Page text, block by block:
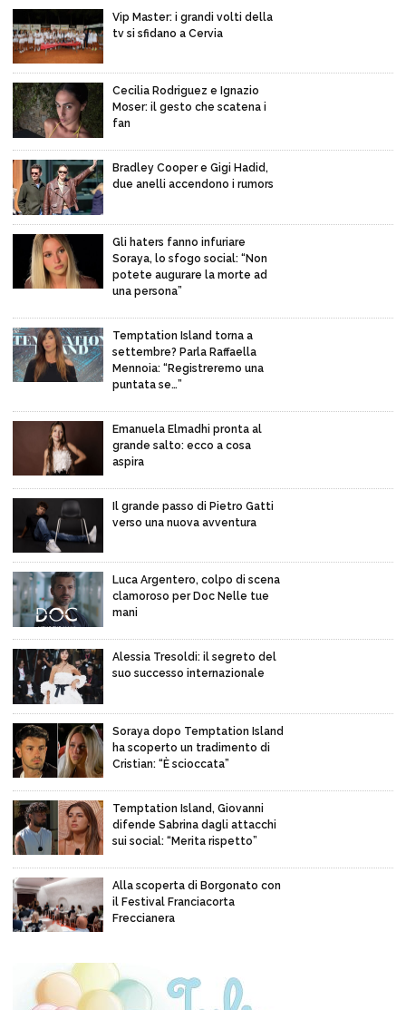
Vip Master: i grandi volti della
tv si sfidano a Cervia
Cecilia Rodriguez e Ignazio
Moser: il gesto che scatena i
fan
Bradley Cooper e Gigi Hadid,
due anelli accendono i rumors
Gli haters fanno infuriare
Soraya, lo sfogo social: “Non
potete augurare la morte ad
una persona”
Temptation Island torna a
settembre? Parla Raffaella
Mennoia: “Registreremo una
puntata se…”
Emanuela Elmadhi pronta al
grande salto: ecco a cosa
aspira
Il grande passo di Pietro Gatti
verso una nuova avventura
Luca Argentero, colpo di scena
clamoroso per Doc Nelle tue
mani
Alessia Tresoldi: il segreto del
suo successo internazionale
Soraya dopo Temptation Island
ha scoperto un tradimento di
Cristian: “È scioccata”
Temptation Island, Giovanni
difende Sabrina dagli attacchi
sui social: “Merita rispetto”
Alla scoperta di Borgonato con
il Festival Franciacorta
Freccianera